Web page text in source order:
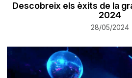
Descobreix els èxits de la
2024
28/05/2024